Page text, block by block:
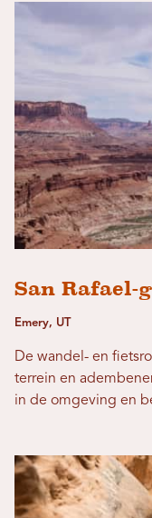
San Rafael-
Emery, UT
De wandel- en
terrein en
in de omgeving en